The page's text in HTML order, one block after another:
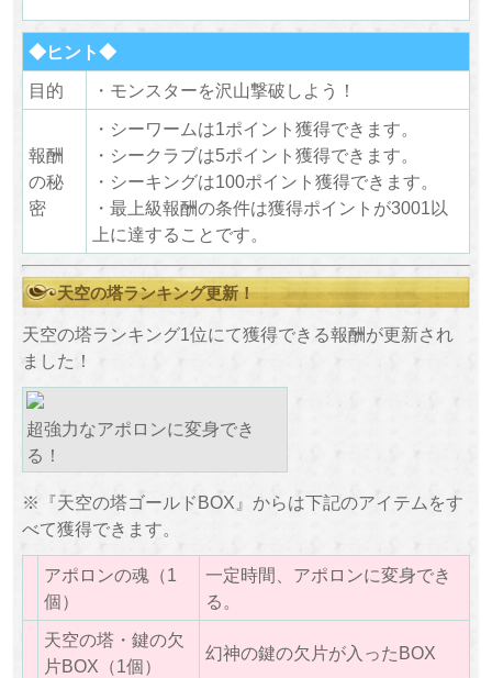
◆ヒント◆
目的
・モンスターを沢山撃破しよう！
報酬
の秘
密
・シーワームは1ポイント獲得できます。
・シークラブは5ポイント獲得できます。
・シーキングは100ポイント獲得できます。
・最上級報酬の条件は獲得ポイントが3001以
上に達することです。
天空の塔ランキング更新！
天空の塔ランキング1位にて獲得できる報酬が更新され
ました！
超強力なアポロンに変身でき
る！
※『天空の塔ゴールドBOX』からは下記のアイテムをす
べて獲得できます。
アポロンの魂（1
個）
一定時間、アポロンに変身でき
る。
天空の塔・鍵の欠
片BOX（1個）
幻神の鍵の欠片が入ったBOX